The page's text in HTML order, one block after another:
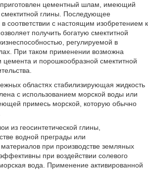
цементный шлам, имеющий
глины. Последующее
соответствии с настоящим изобретением к
получить богатую смектитной
регулируемой в
При таком применении возможна
цемента и порошкообразной смектитной
областях стабилизирующая жидкость
с использованием морской воды или
примесь морской, которую обычно
из геосинтетической глины,
водной преграды или
при производстве земляных
при воздействии солевого
морская вода. Применение активированной